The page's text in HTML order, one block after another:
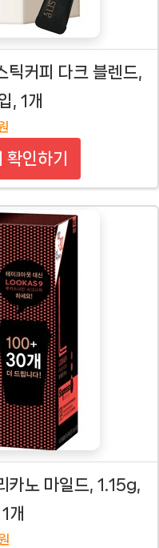
틱커피 다크 블렌드,
, 1개
인하기
카노 마일드, 1.15g,
개